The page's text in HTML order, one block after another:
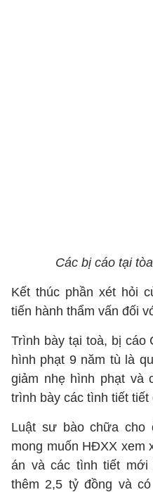
Các bị cáo tại
Kết thúc phần xét hỏi
tiến hành thẩm vấn đối
Trình bày tại toà, bị cáo
hình phạt 9 năm tù là
giảm nhẹ hình phạt và
trình bày các tình tiết tiết
Luật sư bào chữa cho
mong muốn HĐXX xem
án và các tình tiết mới
thêm 2,5 tỷ đồng và